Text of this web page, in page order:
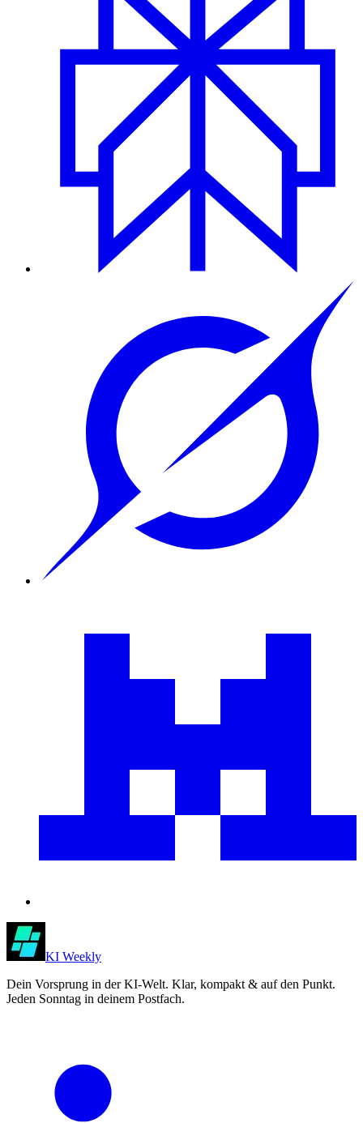
KI Weekly
Dein Vorsprung in der KI-Welt. Klar, kompakt & auf den Punkt.
Jeden Sonntag in deinem Postfach.